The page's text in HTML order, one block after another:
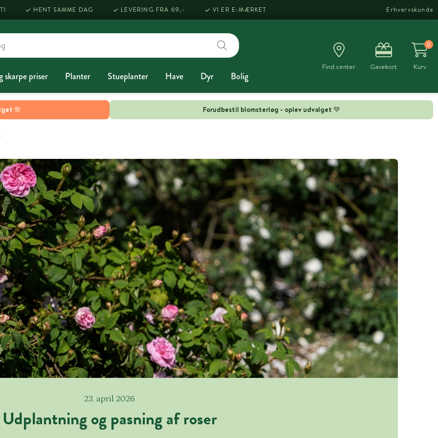
🌸 Forudbestil blomsterløg - oplev udvalget 💚
HENT SAMME DAG LEVERING FRA 69,- VI ER E-MÆRKET Erhvervskunde
skarpe priser Planter Stueplanter Have Dyr Bolig
Find center Gavekort
0
Kurv
23. april 2026
Udplantning og pasning af roser